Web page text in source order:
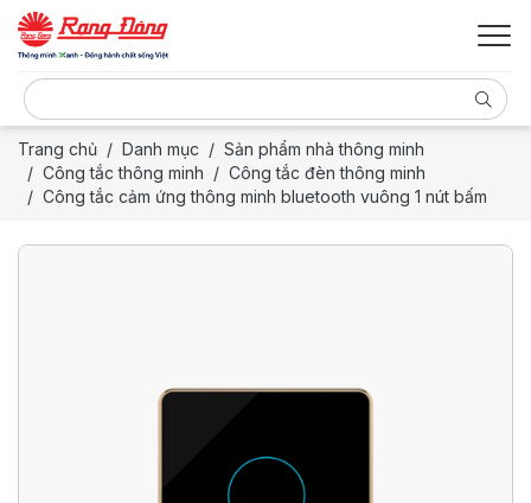
Trang chủ Danh mục
Sản phẩm nhà thông minh
Công tắc thông minh
Công tắc đèn thông minh
Công tắc cảm ứng thông minh bluetooth vuông 1 nút bấm